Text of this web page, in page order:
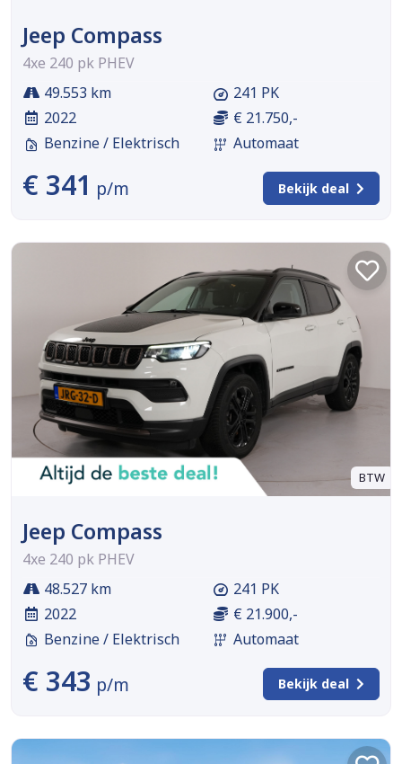
Jeep Compass
4xe 240 pk PHEV
49.553 km
2022
Benzine / Elektrisch
241 PK
€ 21.750,-
Automaat
€ 341 p/m Bekijk deal
BTW
Jeep Compass
4xe 240 pk PHEV
48.527 km
2022
Benzine / Elektrisch
241 PK
€ 21.900,-
Automaat
€ 343 p/m Bekijk deal